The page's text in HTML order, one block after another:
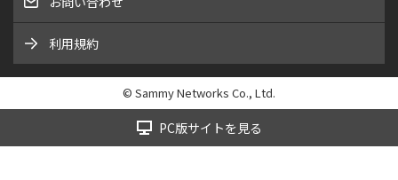
利用規約
© Sammy Networks Co., Ltd.
PC版サイトを見る